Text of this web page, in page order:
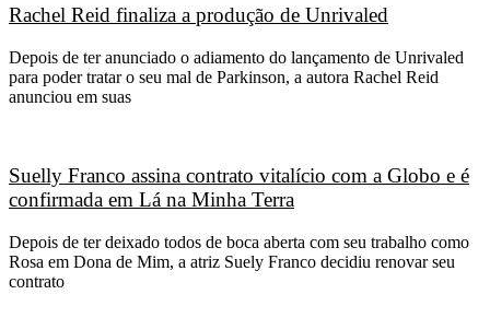
Rachel Reid finaliza a produção de Unrivaled
Depois de ter anunciado o adiamento do lançamento de Unrivaled
para poder tratar o seu mal de Parkinson, a autora Rachel Reid
anunciou em suas
Suelly Franco assina contrato vitalício com a Globo e é
confirmada em Lá na Minha Terra
Depois de ter deixado todos de boca aberta com seu trabalho como
Rosa em Dona de Mim, a atriz Suely Franco decidiu renovar seu
contrato